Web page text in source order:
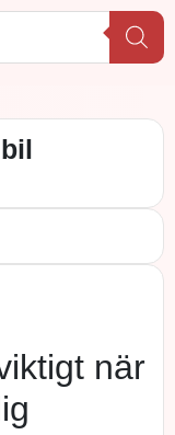
när